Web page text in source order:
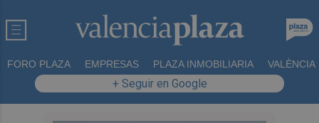
FORO PLAZA EMPRESAS PLAZA INMOBILIARIA VALÈNCIA
+ Seguir en Google